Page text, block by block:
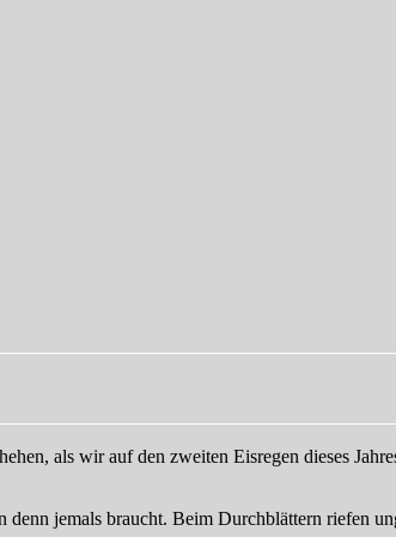
als wir auf den zweiten Eisregen dieses
jemals braucht. Beim Durchblättern riefen